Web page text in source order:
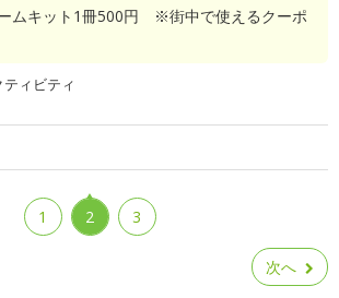
ムキット1冊500円 ※街中で使えるクーポ
ィビティ
1 2 3
次へ